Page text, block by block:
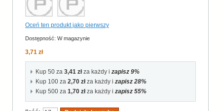
Oceń ten produkt jako pierwszy
Dostępność: W magazynie
3,71 zł
Kup 50 za 3,41 złza każdy i zapisz 9%
Kup 100 za 2,70 złza każdy i zapisz 28%
Kup 500 za 1,70 złza każdy i zapisz 55%